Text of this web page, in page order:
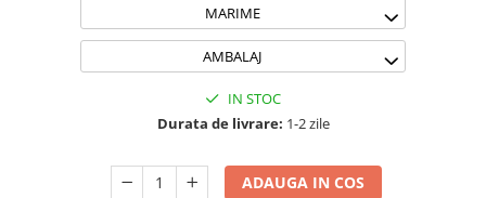
Lănțișoare cu Stea
Lănțișoare cu Soare
Lănțișoare cu Molecule
MARIME
AMBALAJ
IN STOC
Durata de livrare: 1-2 zile
ADAUGA IN COS